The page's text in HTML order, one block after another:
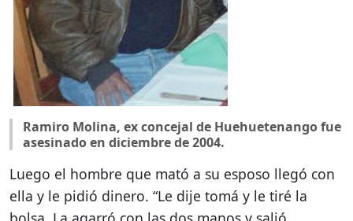
Ramiro Molina, ex concejal de Huehuetenango fue
asesinado en diciembre de 2004.
Luego el hombre que mató a su esposo llegó con
ella y le pidió dinero. “Le dije tomá y le tiré la